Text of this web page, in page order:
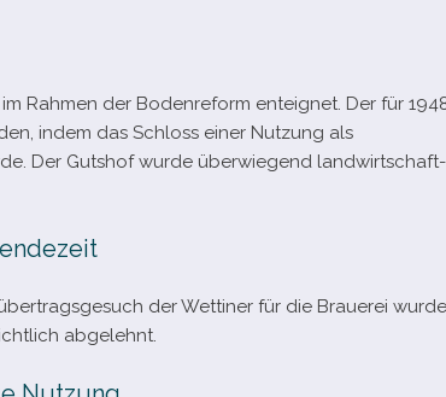
Rahmen der Bodenreform ent­eig­net. Der für
indem das Schloss einer Nutzung als
Der Gutshof wurde über­wie­gend land­wirt­schaft­
der Wettiner für die Brauerei wurde
abgelehnt.